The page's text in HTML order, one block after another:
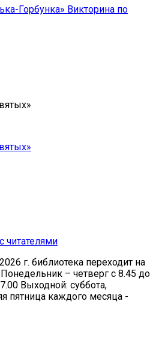
Горбунка» Викторина по
читателями
г. библиотека переходит на
– четверг с 8.45 до
Выходной: суббота,
пятница каждого месяца -